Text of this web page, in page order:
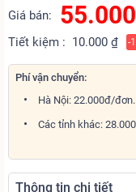
Giá bán:
55.000
Tiết kiệm : 10.000 ₫ -
Phí vận chuyển:
Hà Nội: 22.000đ/
Các tỉnh khác:
Thông tin chi tiết